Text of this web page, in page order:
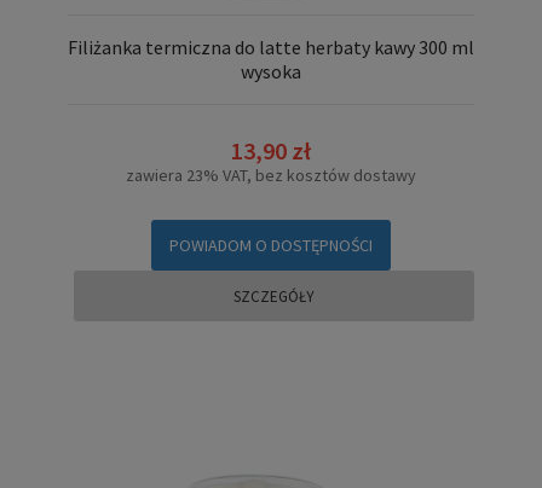
Filiżanka termiczna do latte herbaty kawy 300 ml
wysoka
13,90 zł
zawiera 23% VAT, bez kosztów dostawy
POWIADOM O DOSTĘPNOŚCI
SZCZEGÓŁY